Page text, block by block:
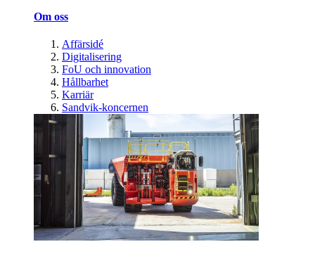
Om oss
Affärsidé
Digitalisering
FoU och innovation
Hållbarhet
Karriär
Sandvik-koncernen